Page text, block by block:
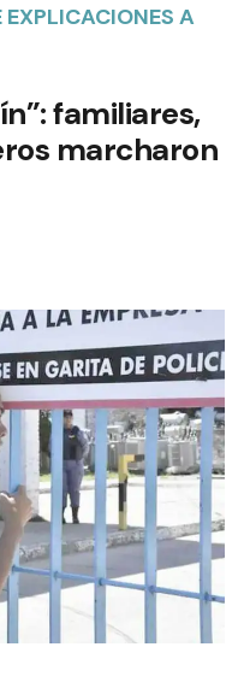
EXPLICACIONES A
familiares,
marcharon